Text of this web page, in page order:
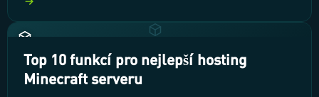
podívat na to, co všechno tato aktualizace p?
inese a jak ji nejlépe využít ve vaší h?e!
Top 10 funkcí pro nejlepší hosting
Minecraft serveru